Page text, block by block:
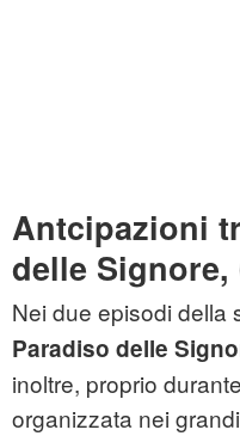
Antcipazioni
delle Signore,
Nei due episodi della
Paradiso delle
inoltre, proprio
organizzata nei